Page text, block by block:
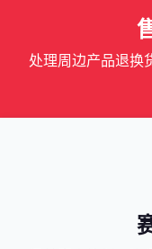
处理周边产品退换